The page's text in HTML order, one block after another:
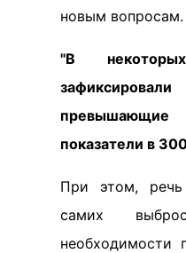
новым вопросам.
"В
показатели в
При этом,
самих
необходимости